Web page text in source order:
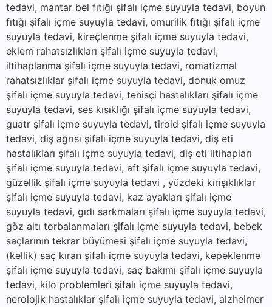
tedavi, mantar bel fıtığı şifalı içme suyuyla tedavi, boyun
fıtığı şifalı içme suyuyla tedavi, omurilik fıtığı şifalı içme
suyuyla tedavi, kireçlenme şifalı içme suyuyla tedavi,
eklem rahatsızlıkları şifalı içme suyuyla tedavi,
iltihaplanma şifalı içme suyuyla tedavi, romatizmal
rahatsızlıklar şifalı içme suyuyla tedavi, donuk omuz
şifalı içme suyuyla tedavi, tenisçi hastalıkları şifalı içme
suyuyla tedavi, ses kısıklığı şifalı içme suyuyla tedavi,
guatr şifalı içme suyuyla tedavi, tiroid şifalı içme suyuyla
tedavi, diş ağrısı şifalı içme suyuyla tedavi, diş eti
hastalıkları şifalı içme suyuyla tedavi, diş eti iltihapları
şifalı içme suyuyla tedavi, aft şifalı içme suyuyla tedavi,
güzellik şifalı içme suyuyla tedavi , yüzdeki kırışıklıklar
şifalı içme suyuyla tedavi, kaz ayakları şifalı içme
suyuyla tedavi, gıdı sarkmaları şifalı içme suyuyla tedavi,
göz altı torbalanmaları şifalı içme suyuyla tedavi, bebek
saçlarının tekrar büyümesi şifalı içme suyuyla tedavi,
(kellik) saç kıran şifalı içme suyuyla tedavi, kepeklenme
şifalı içme suyuyla tedavi, saç bakımı şifalı içme suyuyla
tedavi, kilo problemleri şifalı içme suyuyla tedavi,
nerolojik hastalıklar şifalı içme suyuyla tedavi, alzheimer